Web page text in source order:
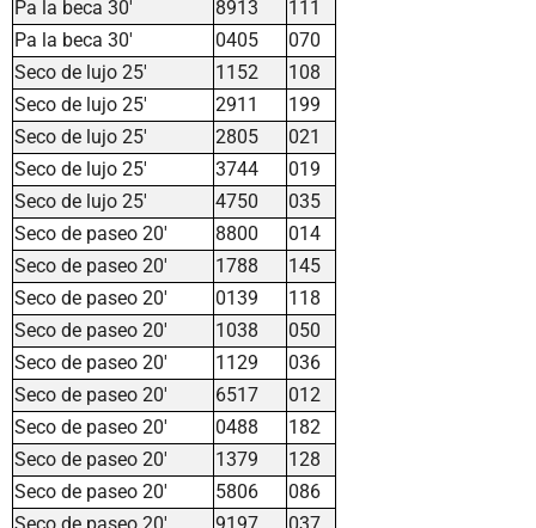
Pa la beca 30'
8913
111
Pa la beca 30'
0405
070
Seco de lujo 25'
1152
108
Seco de lujo 25'
2911
199
Seco de lujo 25'
2805
021
Seco de lujo 25'
3744
019
Seco de lujo 25'
4750
035
Seco de paseo 20'
8800
014
Seco de paseo 20'
1788
145
Seco de paseo 20'
0139
118
Seco de paseo 20'
1038
050
Seco de paseo 20'
1129
036
Seco de paseo 20'
6517
012
Seco de paseo 20'
0488
182
Seco de paseo 20'
1379
128
Seco de paseo 20'
5806
086
Seco de paseo 20'
9197 037